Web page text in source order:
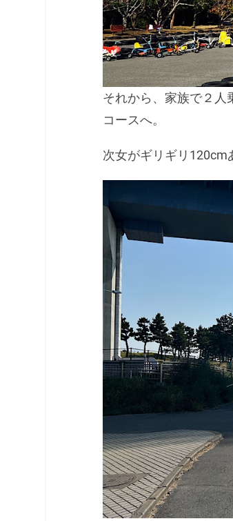
それから、家族で２人
コースへ。
次女がギリギリ120cm